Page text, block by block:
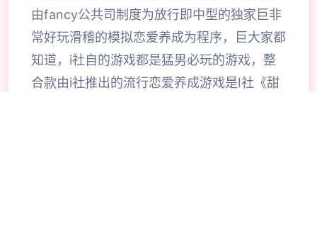
由fancy公共司制度为放行即中型的独家巨非
常好玩滑稽的模拟恋爱养成为程序，巨大家都
知道，i社自的游戏都是猛男必玩的游戏，整
合款由i社推出的流行恋爱养成游戏是I社《甜